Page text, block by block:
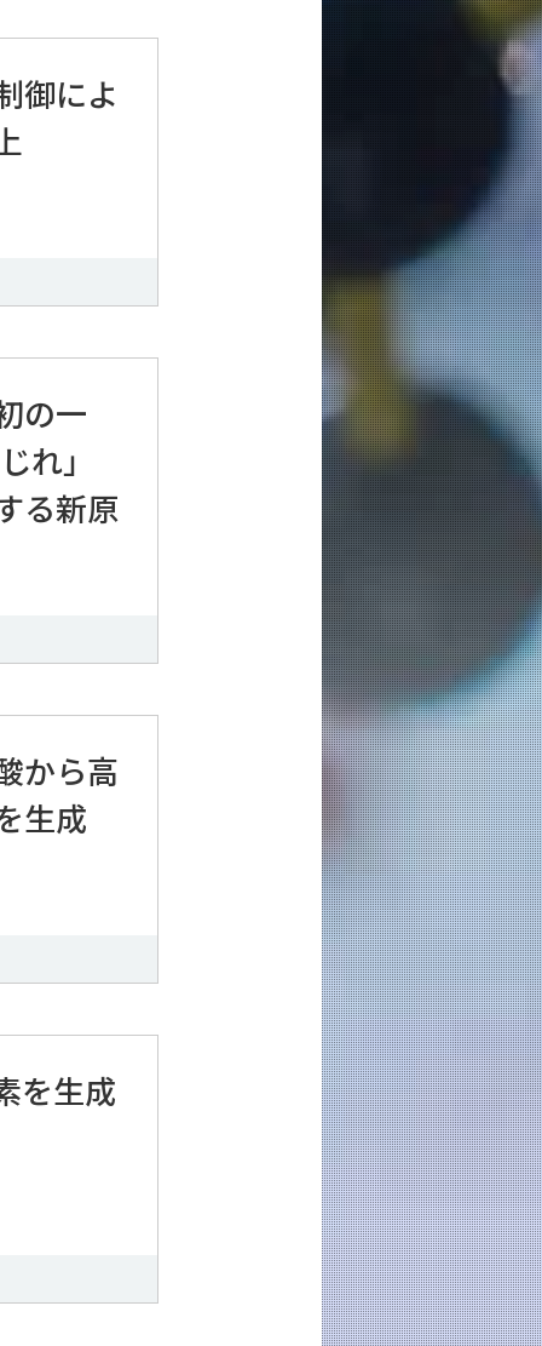
御によ
の一
れ」
る新原
から高
生成
を生成